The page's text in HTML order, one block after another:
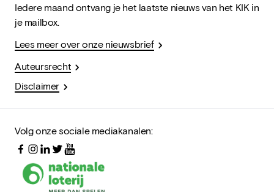
Iedere maand ontvang je het laatste nieuws van het KIK in
je mailbox.
Lees meer over onze nieuwsbrief
Auteursrecht
Disclaimer
Volg onze sociale mediakanalen: